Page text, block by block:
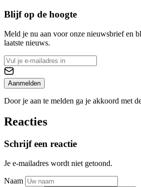
Blijf op de hoogte
Meld je nu aan voor onze nieuwsbrief en
laatste nieuws.
Aanmelden
Door je aan te melden ga je akkoord met
Reacties
Schrijf een reactie
Je e-mailadres wordt niet getoond.
Naam